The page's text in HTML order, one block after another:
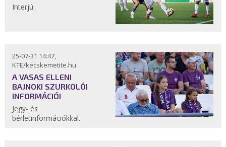
Interjú.
25-07-31 14:47,
KTE/kecskemetite.hu
A VASAS ELLENI
BAJNOKI SZURKOLÓI
INFORMÁCIÓI
Jegy- és
bérletinformációkkal.